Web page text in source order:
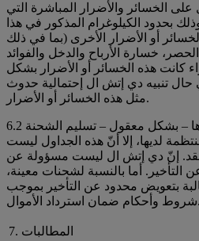
الخسائر والأضرار المباشرة التي
بحدود الكيلوغرام المذكور في هذا
الخسائر أو الأضرار الأخرى (بما في ذلك
خسارة الأرباح والدخل والفوائد
كانت هذه الخسائر أو الأضرار بشكل
تنبيه دي إتش ال إحتمالية حدوث
مثل هذه الخسائر أو الأضرار.
6.2 ستبذل دي إتش ال جهدها – بشكل معقول – تسليم الشحنة
لديها، إلا أنّ هذه الجداول ليست
إنّ دي إتش ال ليست مسؤولة عن
التأخير. أما بالنسبة لشحنات معينة،
بتعويض محدود عن التأخير بموجب
شروط وأحكام ضمان استرداد الأموال.
7. المطالبات